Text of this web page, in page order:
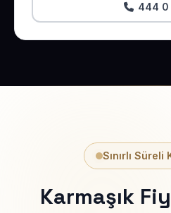
444 0
Sınırlı Süreli
Karmaşık